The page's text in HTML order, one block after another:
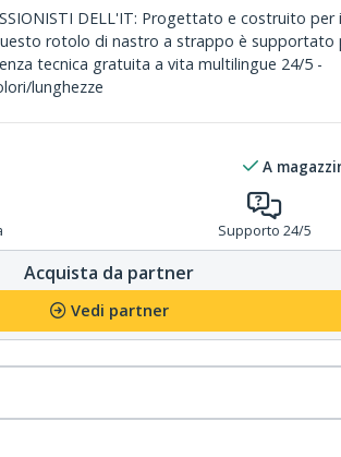
DELL'IT: Progettato e costruito per i
rotolo di nastro a strappo è supportato
tecnica gratuita a vita multilingue 24/5 -
lunghezze
A
Supporto 24/5
Acquista da partner
Vedi partner